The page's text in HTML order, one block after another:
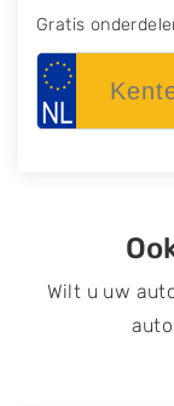
Gratis
Wilt u uw